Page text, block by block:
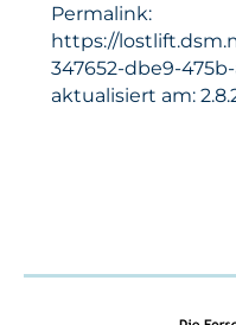
Permalink:
https://
347652-dbe9-
aktualisiert am: